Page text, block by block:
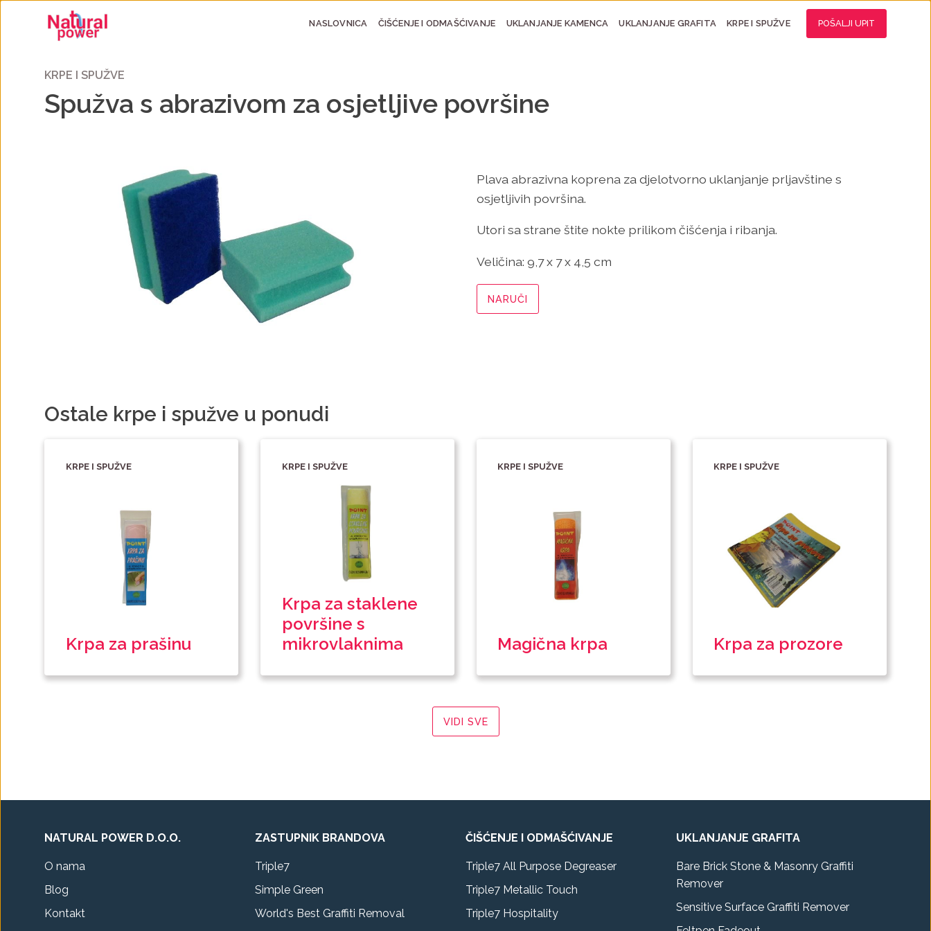
NASLOVNICA ČIŠĆENJE I ODMAŠĆIVANJE UKLANJANJE KAMENCA UKLANJANJE GRAFITA KRPE I SPUŽVE POŠALJI UPIT
KRPE I SPUŽVE
Spužva s abrazivom za osjetljive površine
Plava abrazivna koprena za djelotvorno uklanjanje prljavštine s
osjetljivih površina.
Utori sa strane štite nokte prilikom čišćenja i ribanja.
Veličina: 9,7 x 7 x 4,5 cm
NARUČI
Ostale krpe i spužve u ponudi
KRPE I SPUŽVE
Krpa za prašinu
KRPE I SPUŽVE
Krpa za staklene
površine s
mikrovlaknima
KRPE I SPUŽVE
Magična krpa
KRPE I SPUŽVE
Krpa za prozore
VIDI SVE
NATURAL POWER D.O.O.
O nama
Blog
Kontakt
ZASTUPNIK BRANDOVA
Triple7
Simple Green
World's Best Graffiti Removal
ČIŠĆENJE I ODMAŠĆIVANJE
Triple7 All Purpose Degreaser
Triple7 Metallic Touch
Triple7 Hospitality
UKLANJANJE GRAFITA
Bare Brick Stone & Masonry Graffiti
Remover
Sensitive Surface Graffiti Remover